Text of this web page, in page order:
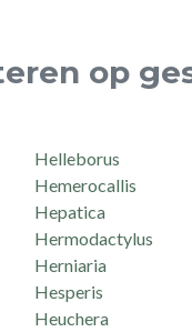
op
Helleborus
Hemerocallis
Hepatica
Hermodactylus
Herniaria
Hesperis
Heuchera